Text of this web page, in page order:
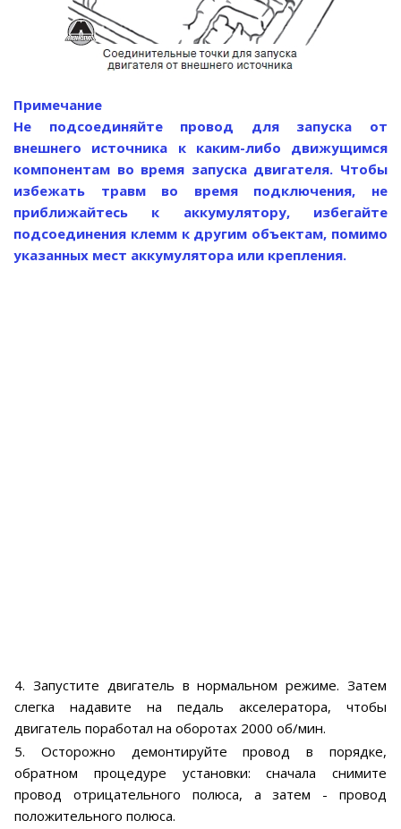
Примечание
Не подсоединяйте провод для запуска от
внешнего источника к каким-либо движущимся
компонентам во время запуска двигателя. Чтобы
избежать травм во время подключения, не
приближайтесь к аккумулятору, избегайте
подсоединения клемм к другим объектам, помимо
указанных мест аккумулятора или крепления.
4. Запустите двигатель в нормальном режиме. Затем
слегка надавите на педаль акселератора, чтобы
двигатель поработал на оборотах 2000 об/мин.
5. Осторожно демонтируйте провод в порядке,
обратном процедуре установки: сначала снимите
провод отрицательного полюса, а затем - провод
положительного полюса.